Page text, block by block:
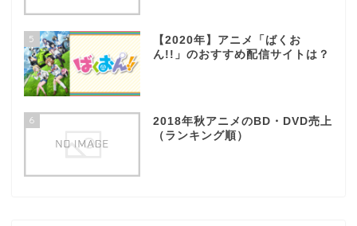
5
【2020年】アニメ「ばくお
ん!!」のおすすめ配信サイトは？
6
2018年秋アニメのBD・DVD売上
（ランキング順）